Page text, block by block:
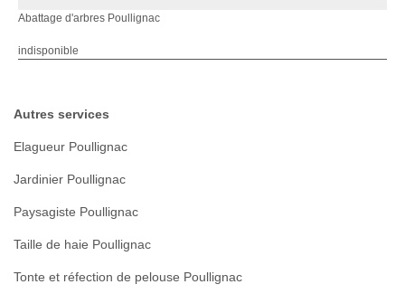
Abattage d'arbres Poullignac
indisponible
Autres services
Elagueur Poullignac
Jardinier Poullignac
Paysagiste Poullignac
Taille de haie Poullignac
Tonte et réfection de pelouse Poullignac